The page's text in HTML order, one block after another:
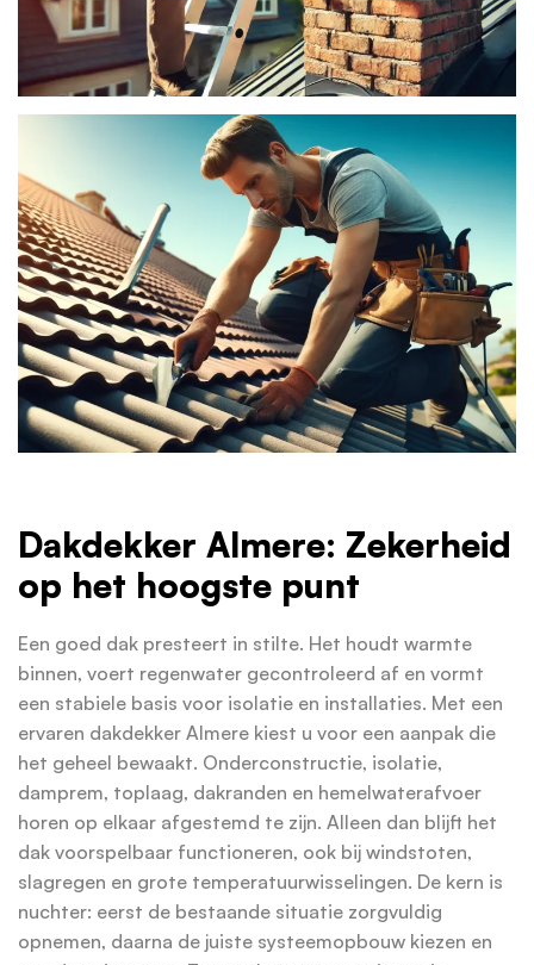
Dakdekker Almere: Zekerheid
op het hoogste punt
Een goed dak presteert in stilte. Het houdt warmte
binnen, voert regenwater gecontroleerd af en vormt
een stabiele basis voor isolatie en installaties. Met een
ervaren dakdekker Almere kiest u voor een aanpak die
het geheel bewaakt. Onderconstructie, isolatie,
damprem, toplaag, dakranden en hemelwaterafvoer
horen op elkaar afgestemd te zijn. Alleen dan blijft het
dak voorspelbaar functioneren, ook bij windstoten,
slagregen en grote temperatuurwisselingen. De kern is
nuchter: eerst de bestaande situatie zorgvuldig
opnemen, daarna de juiste systeemopbouw kiezen en